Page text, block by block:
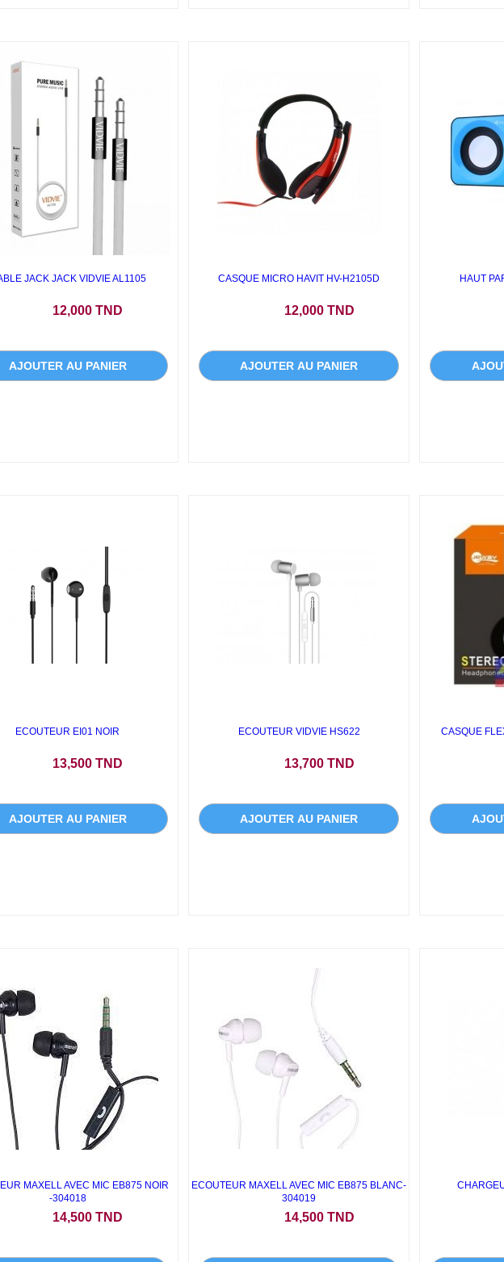
JACK JACK VIDVIE AL1105
12,000 TND
AJOUTER AU PANIER
CASQUE MICRO HAVIT HV-H2105D
12,000 TND
AJOUTER AU PANIER
HAUT
ECOUTEUR EI01 NOIR
13,500 TND
AJOUTER AU PANIER
ECOUTEUR VIDVIE HS622
13,700 TND
AJOUTER AU PANIER
CASQUE
MAXELL AVEC MIC EB875 NOIR
-304018
14,500 TND
ECOUTEUR MAXELL AVEC MIC EB875 BLANC-
304019
14,500 TND